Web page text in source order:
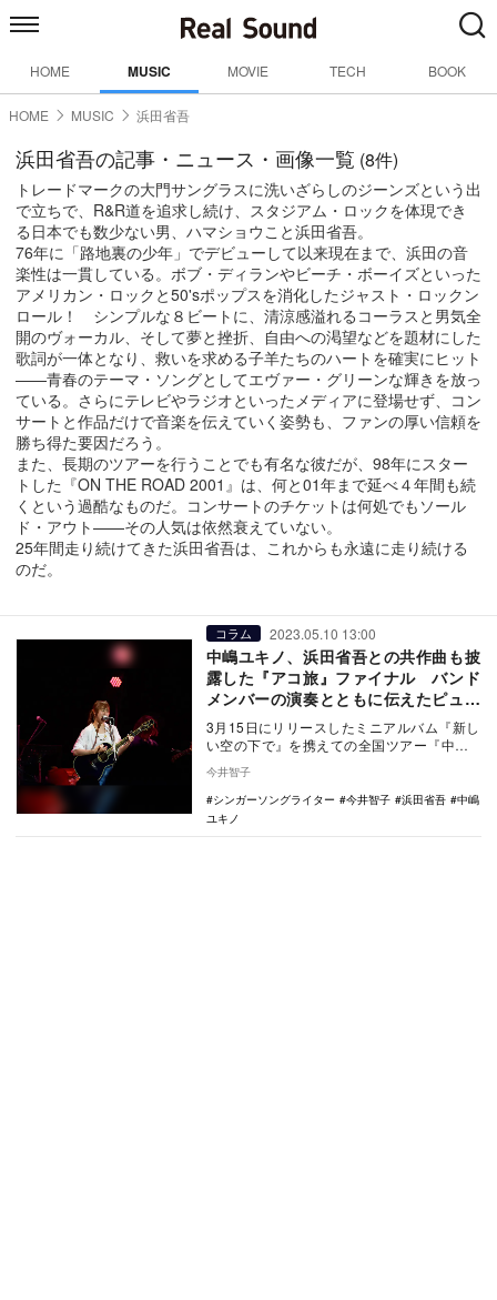
HOME MUSIC MOVIE TECH BOOK
HOME MUSIC 浜田省吾
浜田省吾の記事・ニュース・画像一覧 (8件)
トレードマークの大門サングラスに洗いざらしのジーンズという出
で立ちで、R&R道を追求し続け、スタジアム・ロックを体現でき
る日本でも数少ない男、ハマショウこと浜田省吾。
76年に「路地裏の少年」でデビューして以来現在まで、浜田の音
楽性は一貫している。ボブ・ディランやビーチ・ボーイズといった
アメリカン・ロックと50'sポップスを消化したジャスト・ロックン
ロール！ シンプルな８ビートに、清涼感溢れるコーラスと男気全
開のヴォーカル、そして夢と挫折、自由への渇望などを題材にした
歌詞が一体となり、救いを求める子羊たちのハートを確実にヒット
——青春のテーマ・ソングとしてエヴァー・グリーンな輝きを放っ
ている。さらにテレビやラジオといったメディアに登場せず、コン
サートと作品だけで音楽を伝えていく姿勢も、ファンの厚い信頼を
勝ち得た要因だろう。
また、長期のツアーを行うことでも有名な彼だが、98年にスター
トした『ON THE ROAD 2001』は、何と01年まで延べ４年間も続
くという過酷なものだ。コンサートのチケットは何処でもソール
ド・アウト——その人気は依然衰えていない。
25年間走り続けてきた浜田省吾は、これからも永遠に走り続ける
のだ。
コラム 2023.05.10 13:00
中嶋ユキノ、浜田省吾との共作曲も披
露した『アコ旅』ファイナル バンド
メンバーの演奏とともに伝えたピュア
な歌の魅力
3月15日にリリースしたミニアルバム『新し
い空の下で』を携えての全国ツアー『中嶋
ユキノ アコ旅2023 〜新しい空の下で〜』
のフ…
今井智子
シンガーソングライター
今井智子 浜田省吾
中嶋
ユキノ